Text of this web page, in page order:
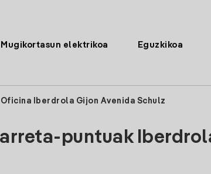
Mugikortasun elektrikoa Eguzkikoa
Oficina Iberdrola Gijon Avenida Schulz
arreta-puntuak